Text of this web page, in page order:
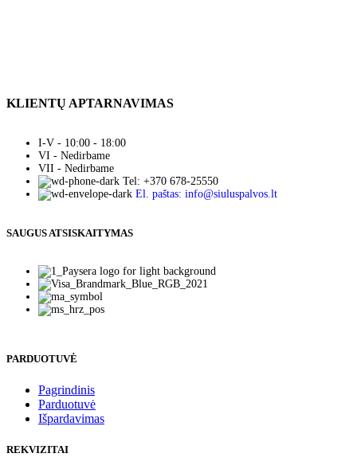
KLIENTŲ APTARNAVIMAS
I-V - 10:00 - 18:00
VI - Nedirbame
VII - Nedirbame
Tel: +370 678-25550
El. paštas: info@siuluspalvos.lt
SAUGUS ATSISKAITYMAS
PARDUOTUVĖ
Pagrindinis
Parduotuvė
Išpardavimas
REKVIZITAI